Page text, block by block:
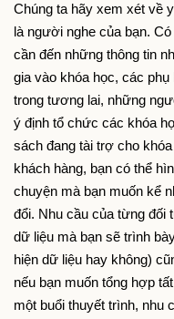
Chúng ta hãy xem xét về
là người nghe của bạn.
cần đến những thông tin
gia vào khóa học, các
trong tương lai, những
ý định tổ chức các khóa
sách đang tài trợ cho
khách hàng, bạn có thể
chuyện mà bạn muốn kể
đổi. Nhu cầu của từng đối
dữ liệu mà bạn sẽ trình
hiện dữ liệu hay không)
nếu bạn muốn tổng hợp
một buổi thuyết trình, nhu